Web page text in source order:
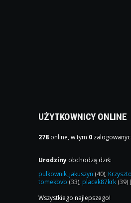
UŻYTKOWNICY ONLINE
278 online, w tym 0
Urodziny obchodzą dziś:
pulkownik_jakuszyn (40),
tomekbvb (33), placek87krk (39)
Wszystkiego najlepszego!